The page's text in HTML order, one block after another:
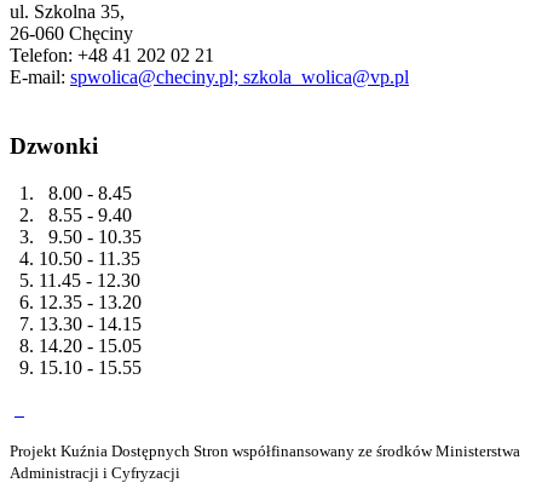
ul. Szkolna 35,
26-060 Chęciny
Telefon: +48 41 202 02 21
E-mail: spwolica@checiny.pl; szkola_wolica@vp.pl
Dzwonki
1. 8.00 - 8.45
2. 8.55 - 9.40
3. 9.50 - 10.35
4. 10.50 - 11.35
5. 11.45 - 12.30
6. 12.35 - 13.20
7. 13.30 - 14.15
8. 14.20 - 15.05
9. 15.10 - 15.55
Projekt Kuźnia Dostępnych Stron współfinansowany ze środków Ministerstwa
Administracji i Cyfryzacji